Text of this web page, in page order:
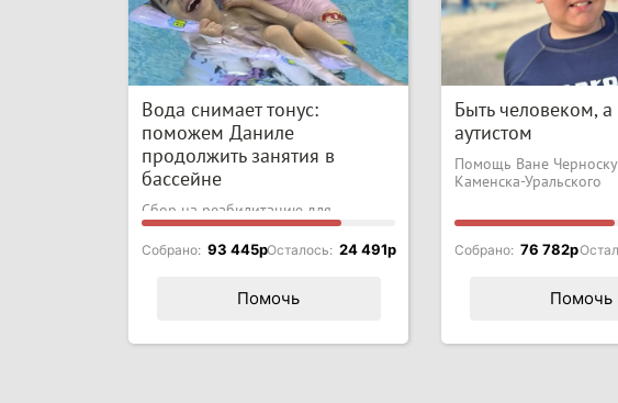
Вода снимает тонус:
поможем Даниле
продолжить занятия в
бассейне
Сбор на реабилитацию для
мальчика с ДЦП
Собрано: 93 445pОсталось: 24 491p
Помочь
Быть человеком, а
аутистом
Помощь Ване
Каменска-Уральского
Собрано: 76 782p
Помочь